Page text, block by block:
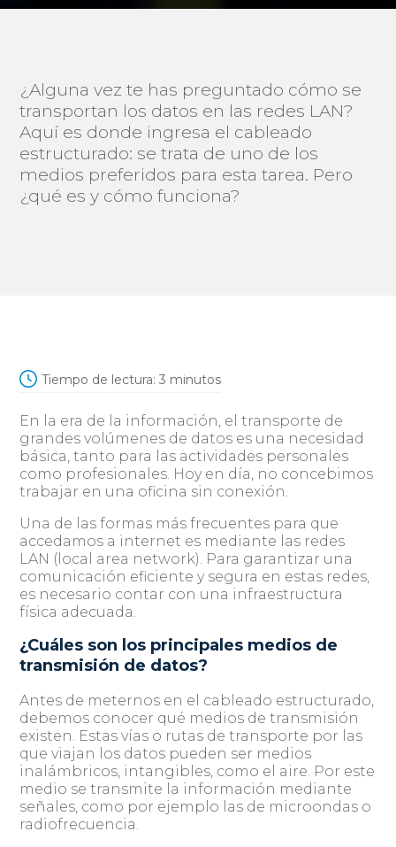
¿Alguna vez te has preguntado cómo se
transportan los datos en las redes LAN?
Aquí es donde ingresa el cableado
estructurado: se trata de uno de los
medios preferidos para esta tarea. Pero
¿qué es y cómo funciona?
Tiempo de lectura: 3 minutos
En la era de la información, el transporte de
grandes volúmenes de datos es una necesidad
básica, tanto para las actividades personales
como profesionales. Hoy en día, no concebimos
trabajar en una oficina sin conexión.
Una de las formas más frecuentes para que
accedamos a internet es mediante las redes
LAN (local area network). Para garantizar una
comunicación eficiente y segura en estas redes,
es necesario contar con una infraestructura
física adecuada.
¿Cuáles son los principales medios de
transmisión de datos?
Antes de meternos en el cableado estructurado,
debemos conocer qué medios de transmisión
existen. Estas vías o rutas de transporte por las
que viajan los datos pueden ser medios
inalámbricos, intangibles, como el aire. Por este
medio se transmite la información mediante
señales, como por ejemplo las de microondas o
radiofrecuencia.